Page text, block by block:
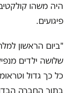
היה משהו
פיגועים.
"ביום הראשון
שלושה ילדים
כל כך גדול
בתוך החברה